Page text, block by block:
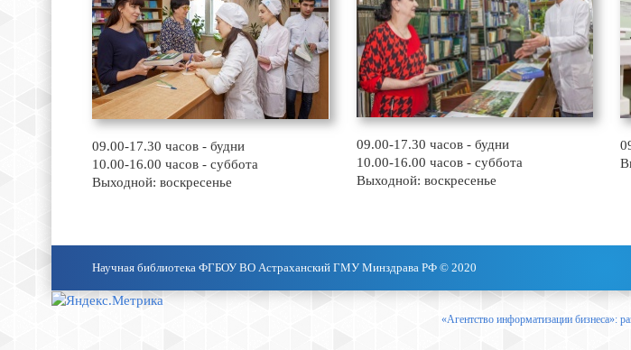
09.00-17.30 часов - будни
10.00-16.00 часов - суббота
Выходной: воскресенье
09.00-17.30 часов - будни
10.00-16.00 часов - суббота
Выходной: воскресенье
Научная библиотека ФГБОУ ВО Астраханский ГМУ Минздрава РФ © 2020
«Агентство информатизации бизнеса»: